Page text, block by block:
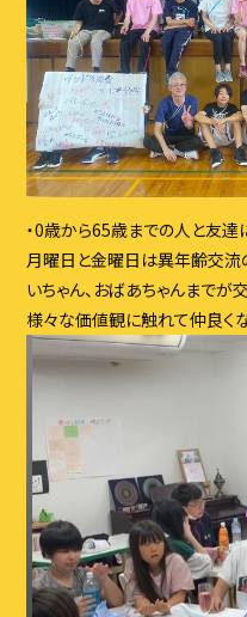
・0歳から65歳までの⼈と友達
月曜日と金曜日は異年齢交流
いちゃん、おばあちゃんまでが
様々な価値観に触れて仲良く